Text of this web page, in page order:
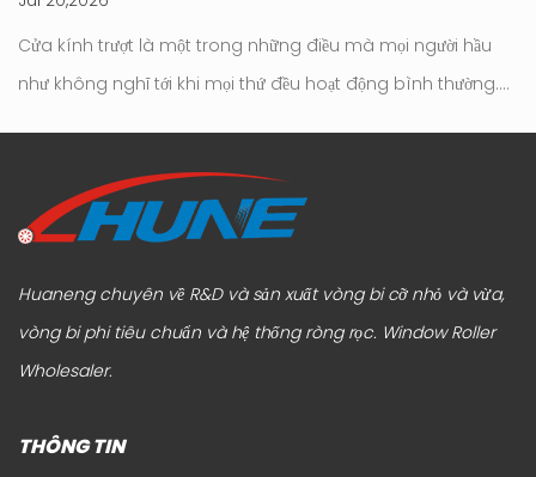
Cửa kính trượt là một trong những điều mà mọi người hầu
như không nghĩ tới khi mọi thứ đều hoạt động bình thường.
kháng cự, không cần chú ý. Đó thường là sự mong đợi bình
thường. Nhưng ...
Huaneng chuyên về R&D và sản xuất vòng bi cỡ nhỏ và vừa,
vòng bi phi tiêu chuẩn và hệ thống ròng rọc. Window Roller
Wholesaler.
THÔNG TIN